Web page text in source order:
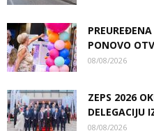
PONOVO
08/08/2026
ZEPS 2026
DELEGACIJU
08/08/2026